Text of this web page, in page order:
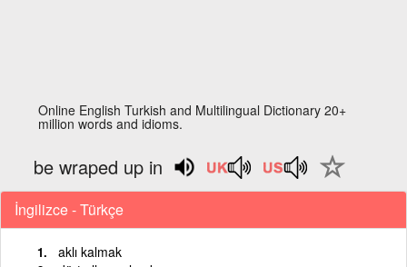
Online English Turkish and Multilingual Dictionary 20+
million words and idioms.
be wraped up in
İngilizce - Türkçe
aklı kalmak